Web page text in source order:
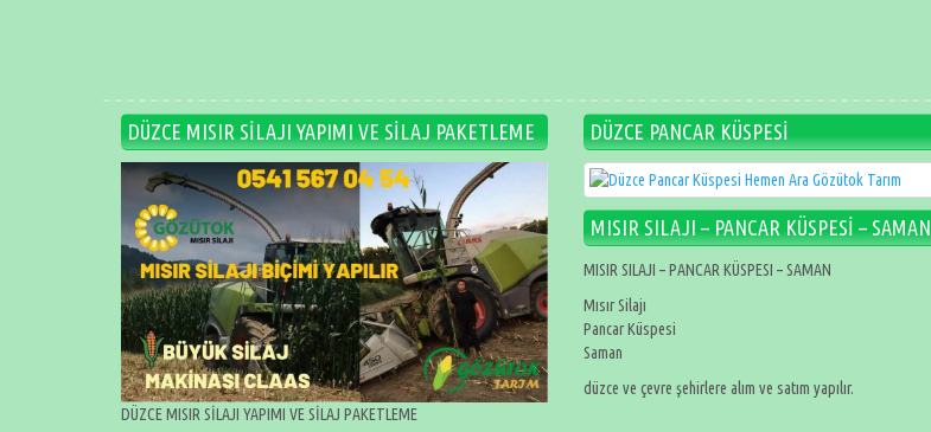
DÜZCE MISIR SİLAJI YAPIMI VE SİLAJ PAKETLEME
DÜZCE MISIR SİLAJI YAPIMI VE SİLAJ PAKETLEME
DÜZCE PANCAR KÜSPESİ
MISIR SILAJI – PANCAR KÜSPESİ – SAMAN
MISIR SILAJI – PANCAR KÜSPESI – SAMAN
Mısır Silajı
Pancar Küspesi
Saman
düzce ve çevre şehirlere alım ve satım yapılır.